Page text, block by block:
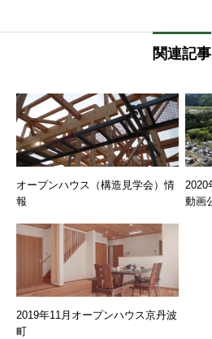
関連記事
オープンハウス（構造見学会）情
報
2020
動画
2019年11月オープンハウス京丹波
町